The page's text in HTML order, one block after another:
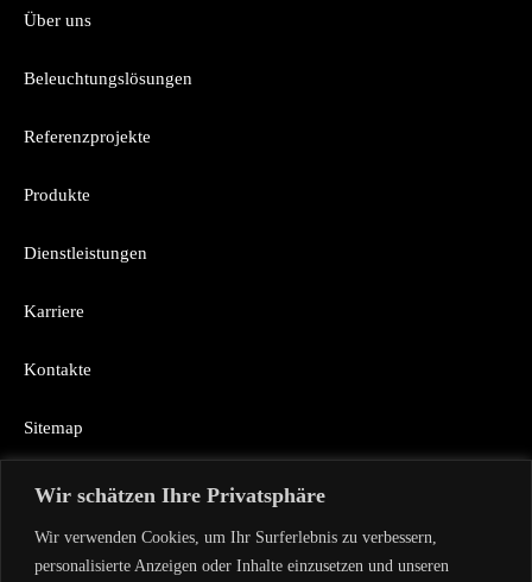
Wir schätzen Ihre Privatsphäre
Wir verwenden Cookies, um Ihr Surferlebnis zu verbessern,
personalisierte Anzeigen oder Inhalte einzusetzen und unseren
Über uns
Beleuchtungslösungen
Referenzprojekte
Produkte
Dienstleistungen
Karriere
Kontakte
Sitemap
Rückruf